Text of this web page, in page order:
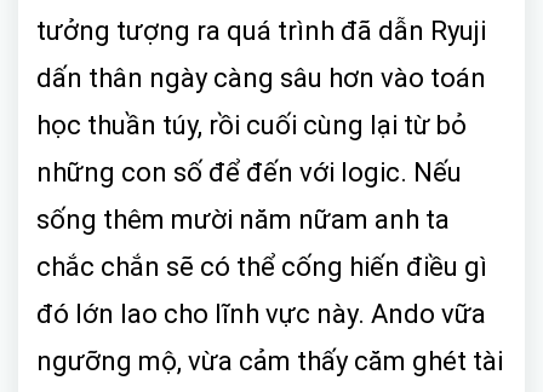
tưởng tượng ra quá trình đã dẫn Ryuji
dấn thân ngày càng sâu hơn vào toán
học thuần túy, rồi cuối cùng lại từ bỏ
những con số để đến với logic. Nếu
sống thêm mười năm nữam anh ta
chắc chắn sẽ có thể cống hiến điều gì
đó lớn lao cho lĩnh vực này. Ando vữa
ngưỡng mộ, vừa cảm thấy căm ghét tài